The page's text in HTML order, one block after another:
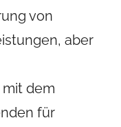
von
aber
dem
für